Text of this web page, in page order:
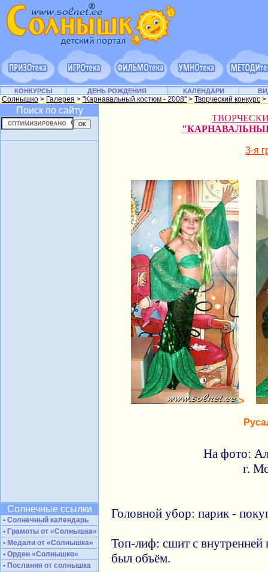
КОНКУРСЫ ДЕНЬ РОЖДЕНИЯ КАЛЕНДАРИ
Солнышко > Галерея > "Карнавальный костюм - 2008" > Творческий конкурс >
Поиск по сайту
Солнечные ссылки
• Солнечный календарь
• Грамоты от «Солнышка»
• Медали от «Солнышка»
• Орден «Солнышко»
• Послания от солнышка
3-я
>
На фото:
г.
Головной убор: парик -
Топ-лиф: сшит с внутренней
был объём.